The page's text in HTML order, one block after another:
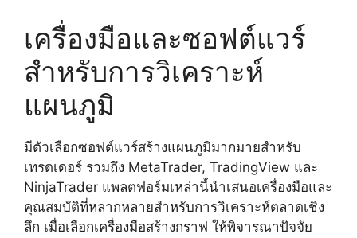
เครื่องมือและซอฟต์แวร์
สำหรับการวิเคราะห์
แผนภูมิ
มีตัวเลือกซอฟต์แวร์สร้างแผนภูมิมากมายสำหรับ
เทรดเดอร์ รวมถึง MetaTrader, TradingView และ
NinjaTrader แพลตฟอร์มเหล่านี้นำเสนอเครื่องมือและ
คุณสมบัติที่หลากหลายสำหรับการวิเคราะห์ตลาดเชิง
ลึก เมื่อเลือกเครื่องมือสร้างกราฟ ให้พิจารณาปัจจัย